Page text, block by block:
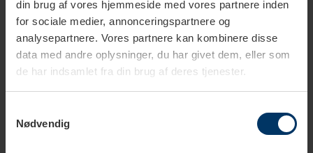
din brug af vores hjemmeside med vores partnere inden
for sociale medier, annonceringspartnere og
analysepartnere. Vores partnere kan kombinere disse
data med andre oplysninger, du har givet dem, eller som
de har indsamlet fra din brug af deres tjenester.
Nødvendig
Plus Connect s700, Plus Connect s500 og
s300
Alle disse Siemens EQ9 modeller er smukke og elegante
fuldautomatiske espressomaskiner og er teknologiske
vidundere, der giver dig utallige indstillingsmuligheder og
automatisk mælkerensesystem. De helt store forskelle på